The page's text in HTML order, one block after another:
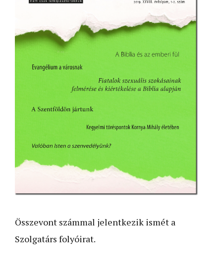
Összevont számmal jelentkezik ismét a
Szolgatárs folyóirat.